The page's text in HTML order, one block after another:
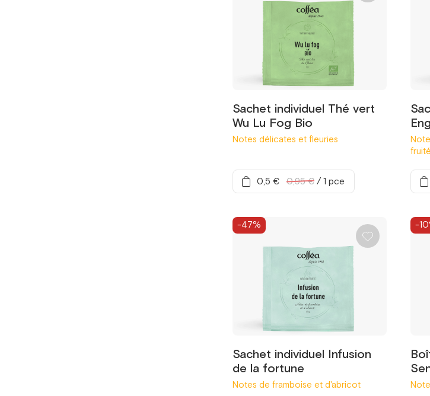
Sachet individuel Thé vert
Wu Lu Fog Bio
Notes délicates et fleuries
0,5 € 0,95 € /1 pce
Sachet individuel Infusion
de la fortune
Notes de framboise et d'abricot
-47% -